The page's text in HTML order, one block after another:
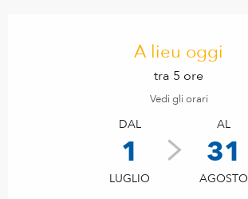
A lieu oggi
tra 5 ore
Vedi gli orari
DAL
1
LUGLIO
AL
31
AGOSTO